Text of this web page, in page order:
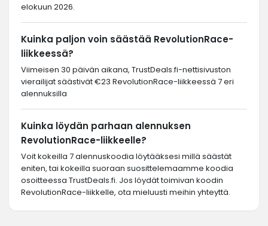
elokuun 2026.
Kuinka paljon voin säästää RevolutionRace-
liikkeessä?
Viimeisen 30 päivän aikana, TrustDeals.fi-nettisivuston
vierailijat säästivät €23 RevolutionRace-liikkeessä 7 eri
alennuksilla
Kuinka löydän parhaan alennuksen
RevolutionRace-liikkeelle?
Voit kokeilla 7 alennuskoodia löytääksesi millä säästät
eniten, tai kokeilla suoraan suosittelemaamme koodia
osoitteessa TrustDeals.fi. Jos löydät toimivan koodin
RevolutionRace-liikkelle, ota mieluusti meihin yhteyttä.